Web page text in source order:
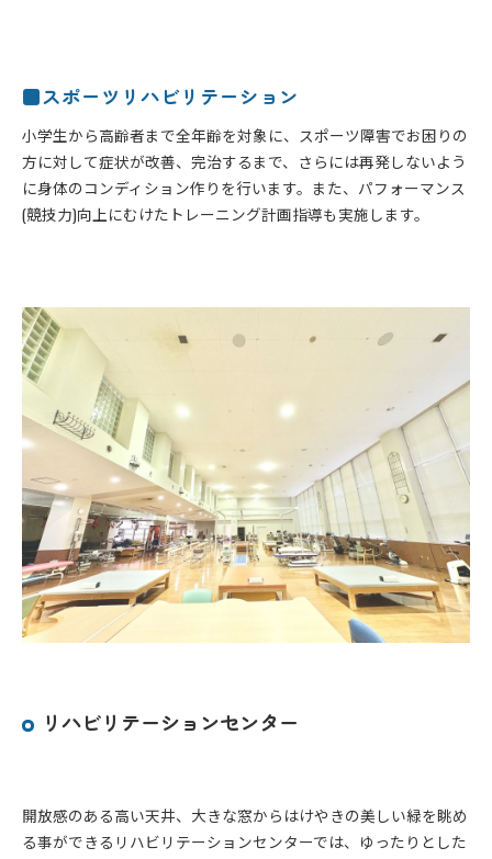
■スポーツリハビリテーション
小学生から高齢者まで全年齢を対象に、スポーツ障害でお困りの
方に対して症状が改善、完治するまで、さらには再発しないよう
に身体のコンディション作りを行います。また、パフォーマンス
(競技力)向上にむけたトレーニング計画指導も実施します。
リハビリテーションセンター
開放感のある高い天井、大きな窓からはけやきの美しい緑を眺め
る事ができるリハビリテーションセンターでは、ゆったりとした